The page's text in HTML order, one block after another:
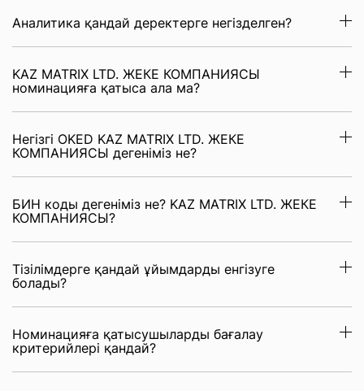
Аналитика қандай деректерге негізделген?
KAZ MATRIX LTD. ЖЕКЕ КОМПАНИЯСЫ
номинацияға қатыса ала ма?
Негізгі OKED KAZ MATRIX LTD. ЖЕКЕ
КОМПАНИЯСЫ дегеніміз не?
БИН коды дегеніміз не? KAZ MATRIX LTD. ЖЕКЕ
КОМПАНИЯСЫ?
Тізілімдерге қандай ұйымдарды енгізуге
болады?
Номинацияға қатысушыларды бағалау
критерийлері қандай?